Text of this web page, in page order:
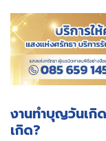
งานทำบุญวันเกิ
เกิด?